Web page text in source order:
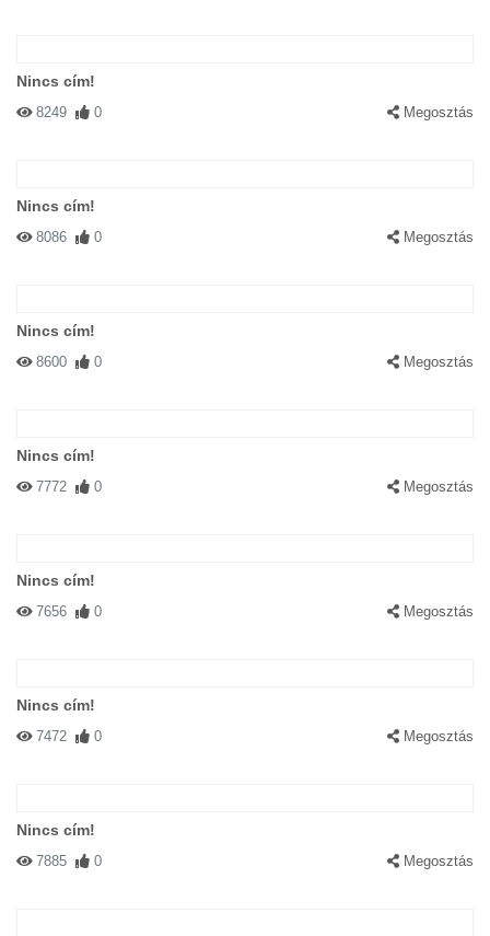
Nincs cím!
8249 0 Megosztás
Nincs cím!
8086 0 Megosztás
Nincs cím!
8600 0 Megosztás
Nincs cím!
7772 0 Megosztás
Nincs cím!
7656 0 Megosztás
Nincs cím!
7472 0 Megosztás
Nincs cím!
7885 0 Megosztás